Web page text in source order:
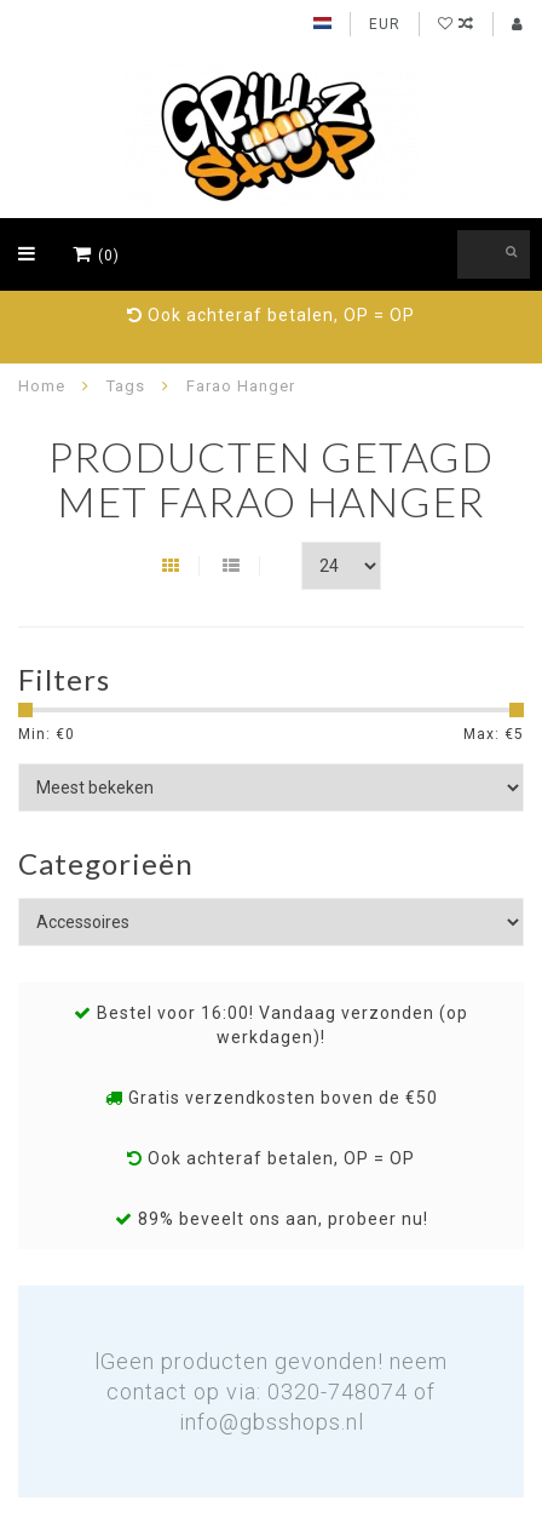
EUR
(0)
Ook achteraf betalen, OP = OP
Home Tags Farao Hanger
PRODUCTEN GETAGD
MET FARAO HANGER
Filters
Min: €0 Max: €5
Categorieën
Bestel voor 16:00! Vandaag verzonden (op
werkdagen)!
Gratis verzendkosten boven de €50
Ook achteraf betalen, OP = OP
89% beveelt ons aan, probeer nu!
lGeen producten gevonden! neem
contact op via: 0320-748074 of
info@gbsshops.nl